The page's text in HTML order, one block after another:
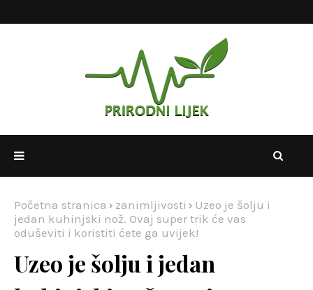
Početna stranica zanimljivosti
Uzeo je šolju i
jedan kuhinjski nož. Ovaj super trik će vas
oduševiti i koristiti ćete ga uvijek!
Uzeo je šolju i jedan